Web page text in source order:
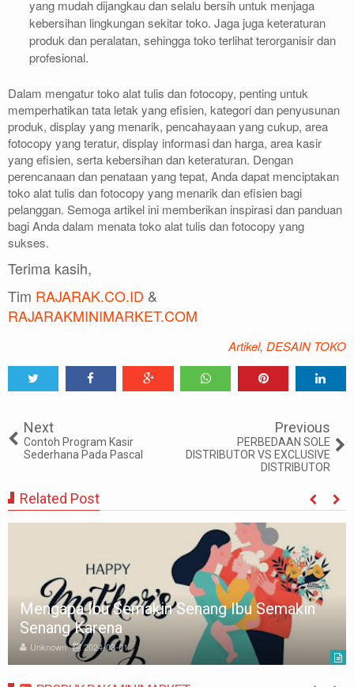
yang mudah dijangkau dan selalu bersih untuk menjaga
kebersihan lingkungan sekitar toko. Jaga juga keteraturan
produk dan peralatan, sehingga toko terlihat terorganisir dan
profesional.
Dalam mengatur toko alat tulis dan fotocopy, penting untuk
memperhatikan tata letak yang efisien, kategori dan penyusunan
produk, display yang menarik, pencahayaan yang cukup, area
fotocopy yang teratur, display informasi dan harga, area kasir
yang efisien, serta kebersihan dan keteraturan. Dengan
perencanaan dan penataan yang tepat, Anda dapat menciptakan
toko alat tulis dan fotocopy yang menarik dan efisien bagi
pelanggan. Semoga artikel ini memberikan inspirasi dan panduan
bagi Anda dalam menata toko alat tulis dan fotocopy yang
sukses.
Terima kasih,
Tim RAJARAK.CO.ID &
RAJARAKMINIMARKET.COM
Artikel, DESAIN TOKO
Next
Contoh Program Kasir
Sederhana Pada Pascal
Previous
PERBEDAAN SOLE
DISTRIBUTOR VS EXCLUSIVE
DISTRIBUTOR
Related Post
Mengapa Ibu Semakin Senang Ibu Semakin
Senang Karena
Unknown 2024-03-01